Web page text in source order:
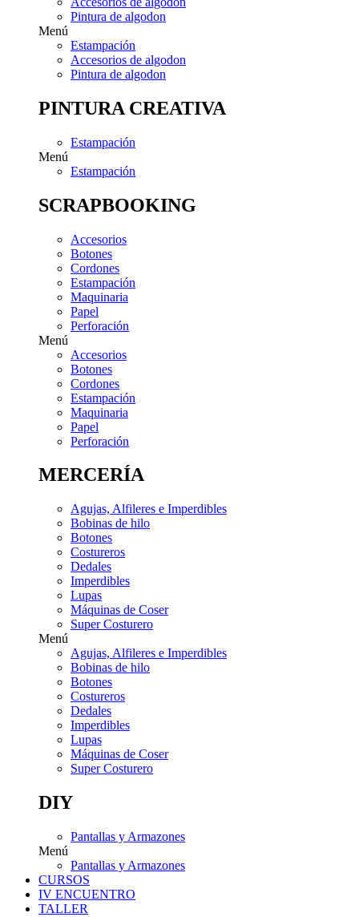
Pintura de algodon
Menú
Estampación
Accesorios de algodon
Pintura de algodon
PINTURA CREATIVA
Estampación
Menú
Estampación
SCRAPBOOKING
Accesorios
Botones
Cordones
Estampación
Maquinaria
Papel
Perforación
Menú
Accesorios
Botones
Cordones
Estampación
Maquinaria
Papel
Perforación
MERCERÍA
Agujas, Alfileres e Imperdibles
Bobinas de hilo
Botones
Costureros
Dedales
Imperdibles
Lupas
Máquinas de Coser
Super Costurero
Menú
Agujas, Alfileres e Imperdibles
Bobinas de hilo
Botones
Costureros
Dedales
Imperdibles
Lupas
Máquinas de Coser
Super Costurero
DIY
Pantallas y Armazones
Menú
Pantallas y Armazones
CURSOS
IV ENCUENTRO
TALLER